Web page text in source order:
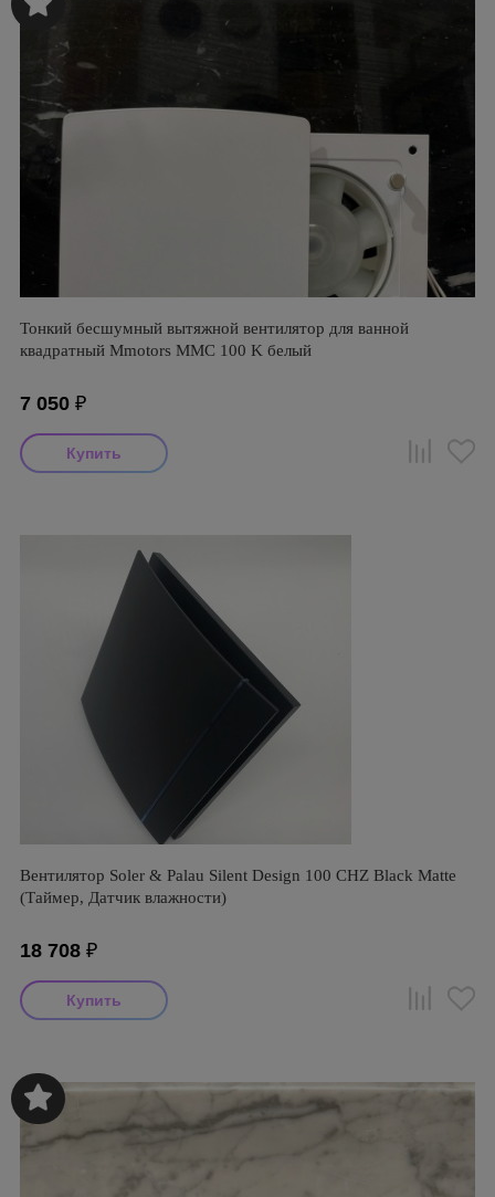
Тонкий бесшумный вытяжной вентилятор для ванной
квадратный Mmotors ММC 100 K белый
7 050 ₽
Вентилятор Soler & Palau Silent Design 100 CHZ Black Matte
(Таймер, Датчик влажности)
18 708 ₽